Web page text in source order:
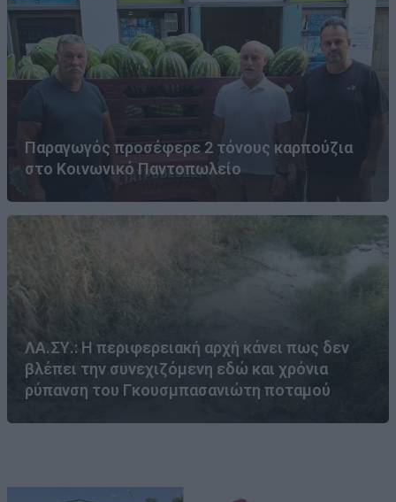
Παραγωγός προσέφερε 2 τόνους καρπούζια
στο Κοινωνικό Παντοπωλείο
ΛΑ.ΣΥ.: Η περιφερειακή αρχή κάνει πως δεν
βλέπει την συνεχιζόμενη εδώ και χρόνια
ρύπανση του Γκουσμπασανιώτη ποταμού